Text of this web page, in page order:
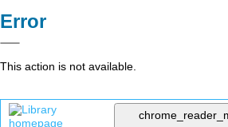
Error
This action is not available.